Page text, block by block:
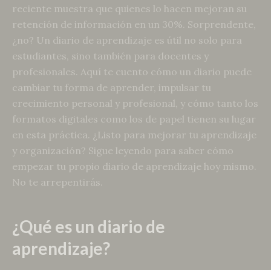
reciente muestra que quienes lo hacen mejoran su
retención de información en un 30%. Sorprendente,
¿no? Un diario de aprendizaje es útil no solo para
estudiantes, sino también para docentes y
profesionales. Aquí te cuento cómo un diario puede
cambiar tu forma de aprender, impulsar tu
crecimiento personal y profesional, y cómo tanto los
formatos digitales como los de papel tienen su lugar
en esta práctica. ¿Listo para mejorar tu aprendizaje
y organización? Sigue leyendo para saber cómo
empezar tu propio diario de aprendizaje hoy mismo.
No te arrepentirás.
¿Qué es un diario de
aprendizaje?